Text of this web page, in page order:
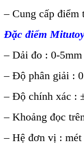
– Cung cấp điểm
Đặc điểm
– Dải đo : 0-5mm
– Độ phân giải :
– Độ chính xác :
– Khoảng đọc tr
– Hệ đơn vị : mét